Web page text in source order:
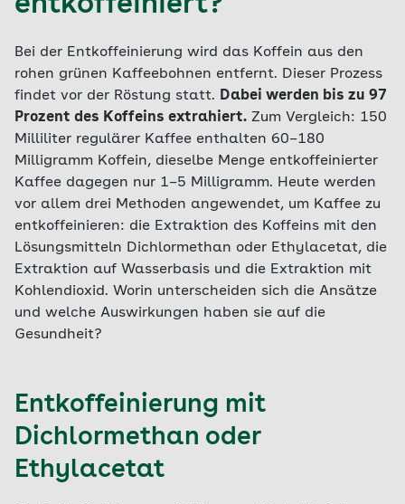
Bei der Entkoffeinierung wird das Koffein aus den
rohen grünen Kaffeebohnen entfernt. Dieser Prozess
findet vor der Röstung statt. Dabei werden bis zu 97
Prozent des Koffeins extrahiert. Zum Vergleich: 150
Milliliter regulärer Kaffee enthalten 60–180
Milligramm Koffein, dieselbe Menge entkoffeinierter
Kaffee dagegen nur 1–5 Milligramm. Heute werden
vor allem drei Methoden angewendet, um Kaffee zu
entkoffeinieren: die Extraktion des Koffeins mit den
Lösungsmitteln Dichlormethan oder Ethylacetat, die
Extraktion auf Wasserbasis und die Extraktion mit
Kohlendioxid. Worin unterscheiden sich die Ansätze
und welche Auswirkungen haben sie auf die
Gesundheit?
Entkoffeinierung mit
Dichlormethan oder
Ethylacetat